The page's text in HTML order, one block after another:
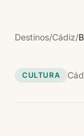
Destinos/Cádiz/
CULTURA